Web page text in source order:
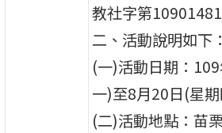
教社字第
二、活動說明如下：
(一)活動日期：
一)至8月20日(星期
(二)活動地點：苗